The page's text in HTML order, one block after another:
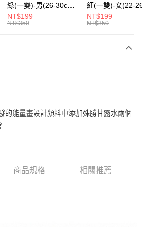
綠(一雙)-男(26-30cm)-
船型（限海外直購）
Socks
NT$199
NT$350
紅(一雙)-女(22-
-船型 （限海外
Socks
NT$199
NT$350
的能量畫設計顏料中添加殊勝甘露水兩個
商品規格 相關推薦